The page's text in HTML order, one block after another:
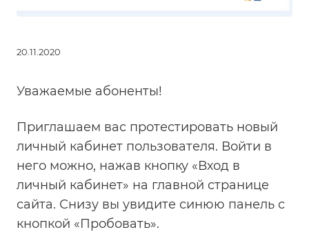
20.11.2020
Уважаемые абоненты!
Приглашаем вас протестировать новый
личный кабинет пользователя. Войти в
него можно, нажав кнопку «Вход в
личный кабинет» на главной странице
сайта. Снизу вы увидите синюю панель с
кнопкой «Пробовать».